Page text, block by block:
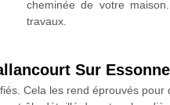
cheminée de votre
travaux.
Sur Essonne
Cela les rend éprouvés pour